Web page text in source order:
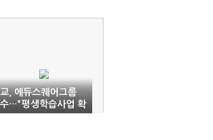
, 에듀스퀘어그룹
…"평생학습사업 확